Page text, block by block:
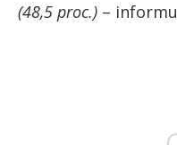
(48,5 proc.) –